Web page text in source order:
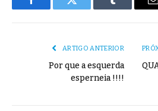
FacebookTwitter Tumblr
ARTIGO ANTERIOR
Por que a esquerda
esperneia !!!!